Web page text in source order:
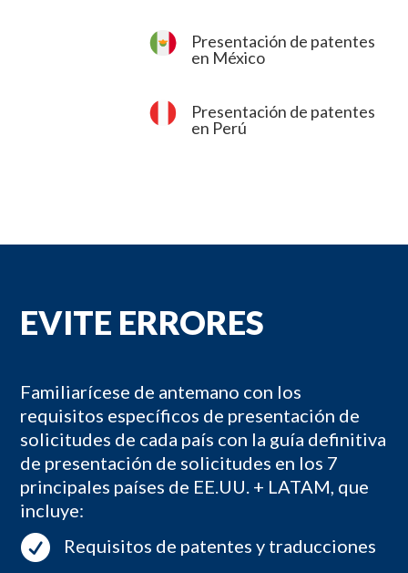
Presentación de patentes
en México
Presentación de patentes
en Perú
EVITE ERRORES
Familiarícese de antemano con los
requisitos específicos de presentación de
solicitudes de cada país con la guía definitiva
de presentación de solicitudes en los 7
principales países de EE.UU. + LATAM, que
incluye:
 Requisitos de patentes y traducciones